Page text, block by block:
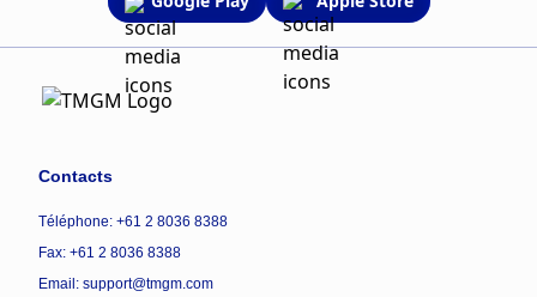
Contacts
Téléphone: +61 2 8036 8388
Fax: +61 2 8036 8388
Email: support@tmgm.com